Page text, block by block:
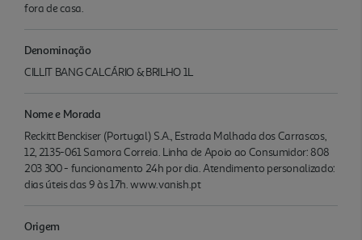
fora de casa.
Denominação
CILLIT BANG CALCÁRIO & BRILHO 1L
Nome e Morada
Reckitt Benckiser (Portugal) S.A., Estrada Malhada dos Carrascos,
12, 2135-061 Samora Correia. Linha de Apoio ao Consumidor: 808
203 300 - funcionamento 24h por dia. Atendimento personalizado:
dias úteis das 9 às 17h. www.vanish.pt
Origem